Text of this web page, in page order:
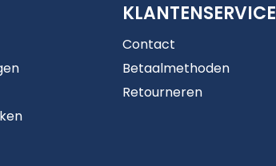
KLANTENSERVICE
Contact
Betaalmethoden
Retourneren